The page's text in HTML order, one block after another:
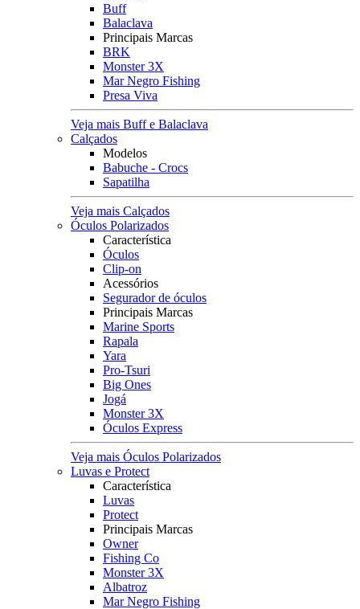
Buff
Balaclava
Principais Marcas
BRK
Monster 3X
Mar Negro Fishing
Presa Viva
Veja mais Buff e Balaclava
Calçados
Modelos
Babuche - Crocs
Sapatilha
Veja mais Calçados
Óculos Polarizados
Característica
Óculos
Clip-on
Acessórios
Segurador de óculos
Principais Marcas
Marine Sports
Rapala
Yara
Pro-Tsuri
Big Ones
Jogá
Monster 3X
Óculos Express
Veja mais Óculos Polarizados
Luvas e Protect
Característica
Luvas
Protect
Principais Marcas
Owner
Fishing Co
Monster 3X
Albatroz
Mar Negro Fishing